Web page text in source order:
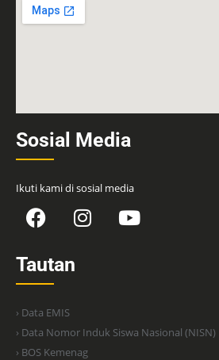
Sosial Media
Ikuti kami di sosial media
Tautan
› Data EMIS
› Data Nomor Induk Siswa Nasional (NISN)
› BOS Kemenag